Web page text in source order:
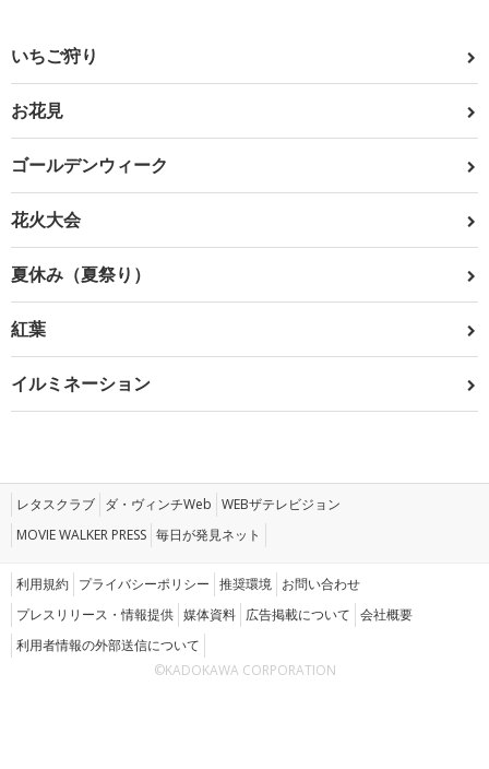
いちご狩り
お花見
ゴールデンウィーク
花火大会
夏休み（夏祭り）
紅葉
イルミネーション
レタスクラブ ダ・ヴィンチWeb WEBザテレビジョン
MOVIE WALKER PRESS 毎日が発見ネット
利用規約 プライバシーポリシー 推奨環境 お問い合わせ
プレスリリース・情報提供 媒体資料 広告掲載について 会社概要
利用者情報の外部送信について
©KADOKAWA CORPORATION